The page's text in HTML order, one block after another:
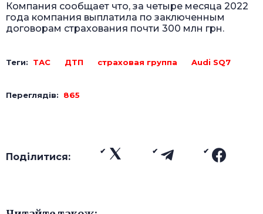
Компания сообщает что, за четыре месяца 2022
года компания выплатила по заключенным
договорам страхования почти 300 млн грн.
Теги: ТАС ДТП страховая группа Audi SQ7
Переглядів: 865
Поділитися: